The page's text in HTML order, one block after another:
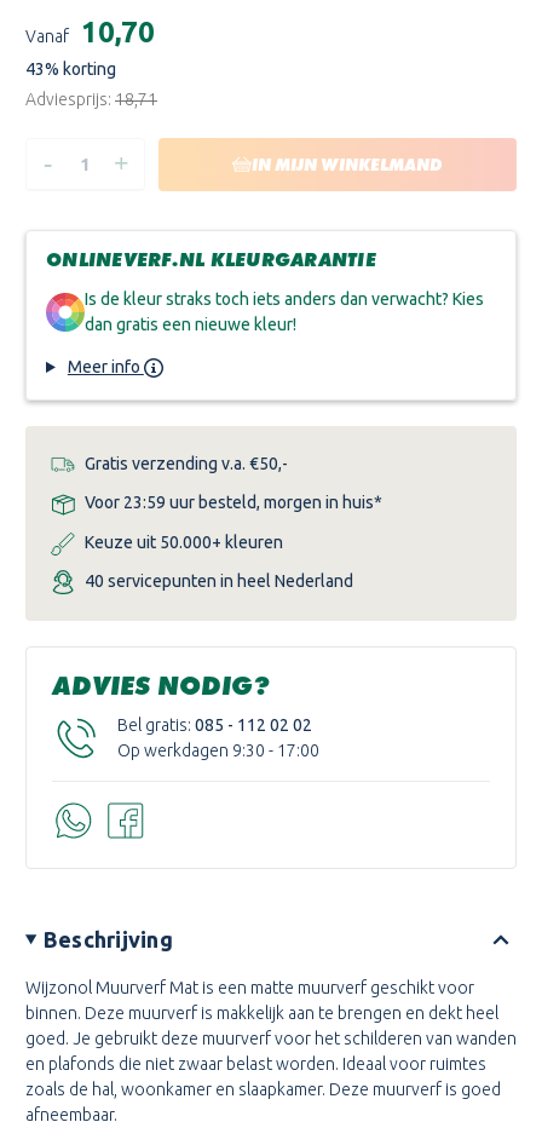
TR
voorraad:
Vanaf €10,70
43% korting
Adviesprijs: €18,71
HOEVEELHEID
MUURVERF
- HOEVEELHEID
MUURVERF
+ IN MIJN WINKELMAND
ONLINEVERF.NL KLEURGARANTIE
Is de kleur straks toch iets anders dan verwacht? Kies
dan gratis een nieuwe kleur!
Meer info
Gratis verzending v.a. €50,-
Voor 23:59 uur besteld, morgen in huis*
Keuze uit 50.000+ kleuren
40 servicepunten in heel Nederland
ADVIES NODIG?
Bel gratis: 085 - 112 02 02
Op werkdagen 9:30 - 17:00
Beschrijving
Wijzonol Muurverf Mat is een matte muurverf geschikt voor
binnen. Deze muurverf is makkelijk aan te brengen en dekt heel
goed. Je gebruikt deze muurverf voor het schilderen van wanden
en plafonds die niet zwaar belast worden. Ideaal voor ruimtes
zoals de hal, woonkamer en slaapkamer. Deze muurverf is goed
afneembaar.